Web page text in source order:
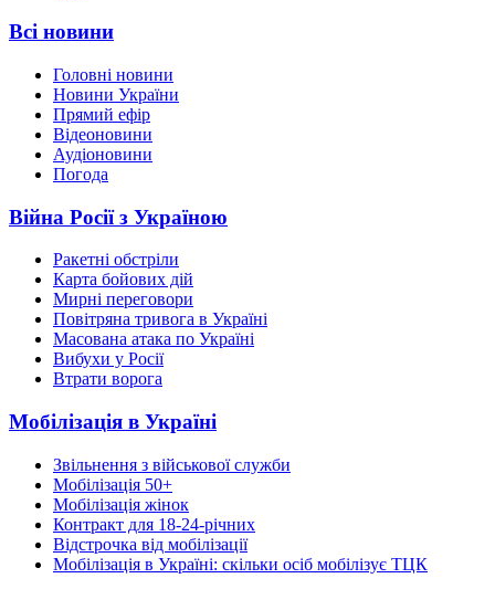
Всі новини
Головні новини
Новини України
Прямий ефір
Відеоновини
Аудіоновини
Погода
Війна Росії з Україною
Ракетні обстріли
Карта бойових дій
Мирні переговори
Повітряна тривога в Україні
Масована атака по Україні
Вибухи у Росії
Втрати ворога
Мобілізація в Україні
Звільнення з військової служби
Мобілізація 50+
Мобілізація жінок
Контракт для 18-24-річних
Відстрочка від мобілізації
Мобілізація в Україні: скільки осіб мобілізує ТЦК